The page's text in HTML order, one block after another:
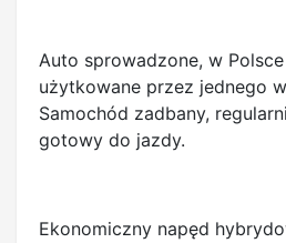
Auto sprowadzone, w
użytkowane przez jednego
Samochód zadbany,
gotowy do jazdy.
Ekonomiczny napęd